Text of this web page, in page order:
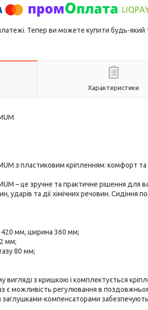
Тепер ви можете купити будь-
Характеристики
з пластиковим кріпленням: комфорт
– це зручне та практичне рішення для
ударів та дії хімічних речовин.
420 мм, ширина 360 мм;
мм;
80 мм;
вигляді з кришкою і комплектується
є можливість регулювання в
компенсаторами забезпечують